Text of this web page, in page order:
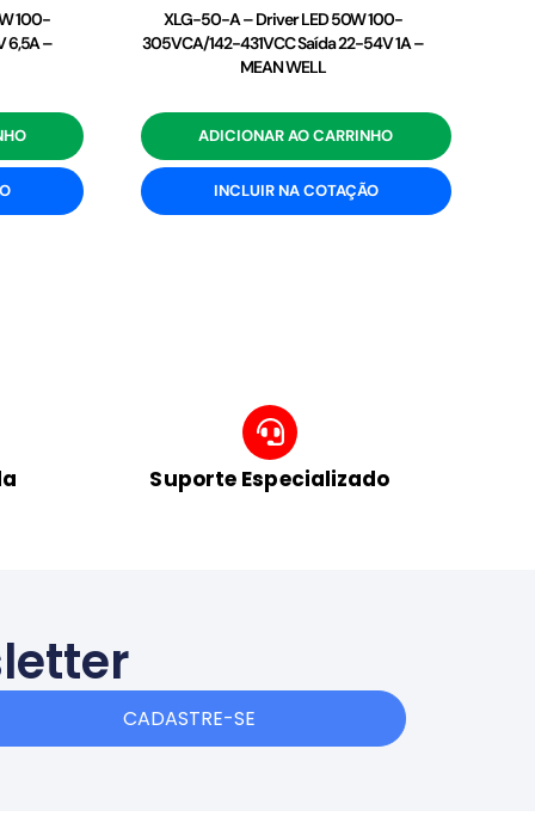
100-
6,5A –
XLG-50-A – Driver LED 50W 100-
305VCA/142-431VCC Saída 22-54V 1A –
MEAN WELL
ADICIONAR AO CARRINHO
INCLUIR NA COTAÇÃO
Suporte Especializado
CADASTRE-SE